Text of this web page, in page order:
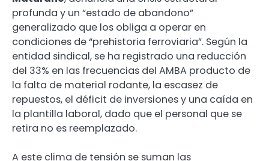
profunda y un “estado de abandono”
generalizado que los obliga a operar en
condiciones de “prehistoria ferroviaria”. Según la
entidad sindical, se ha registrado una reducción
del 33% en las frecuencias del AMBA producto de
la falta de material rodante, la escasez de
repuestos, el déficit de inversiones y una caída en
la plantilla laboral, dado que el personal que se
retira no es reemplazado.
A este clima de tensión se suman las